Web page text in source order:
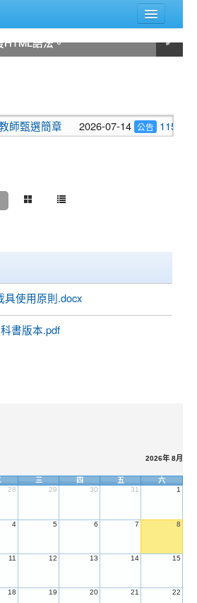
台設定畫面修改這部份內容，除
，也可以自己輸入圖片說明內
HTML語法。
台設定畫面修改這部份內容，除
，也可以自己輸入圖片說明內
HTML語法。
台設定畫面修改這部份內容，除
，也可以自己輸入圖片說明內
HTML語法。
台設定畫面修改這部份內容，除
，也可以自己輸入圖片說明內
HTML語法。
台設定畫面修改這部份內容，除
，也可以自己輸入圖片說明內
HTML語法。
台設定畫面修改這部份內容，除
，也可以自己輸入圖片說明內
HTML語法。
師甄選簡章 2026-07-14 公告 115年
具使用原則.docx
書版本.pdf
2026年 8月
三 四 五
六
28 29 30 31 1
4 5 6 7 8
11 12 13 14 15
18 19 20 21 22